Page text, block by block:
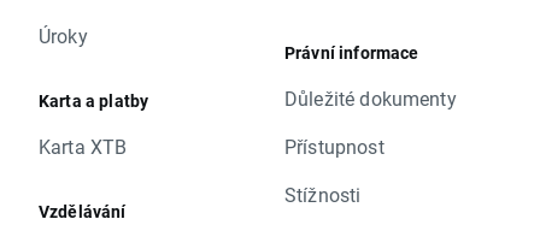
Úroky
Karta a platby
Karta XTB
Vzdělávání
Právní informace
Důležité dokumenty
Přístupnost
Stížnosti